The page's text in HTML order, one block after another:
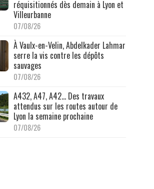
réquisitionnés dès demain à Lyon et
Villeurbanne
07/08/26
À Vaulx-en-Velin, Abdelkader Lahmar
serre la vis contre les dépôts
sauvages
07/08/26
A432, A47, A42… Des travaux
attendus sur les routes autour de
Lyon la semaine prochaine
07/08/26